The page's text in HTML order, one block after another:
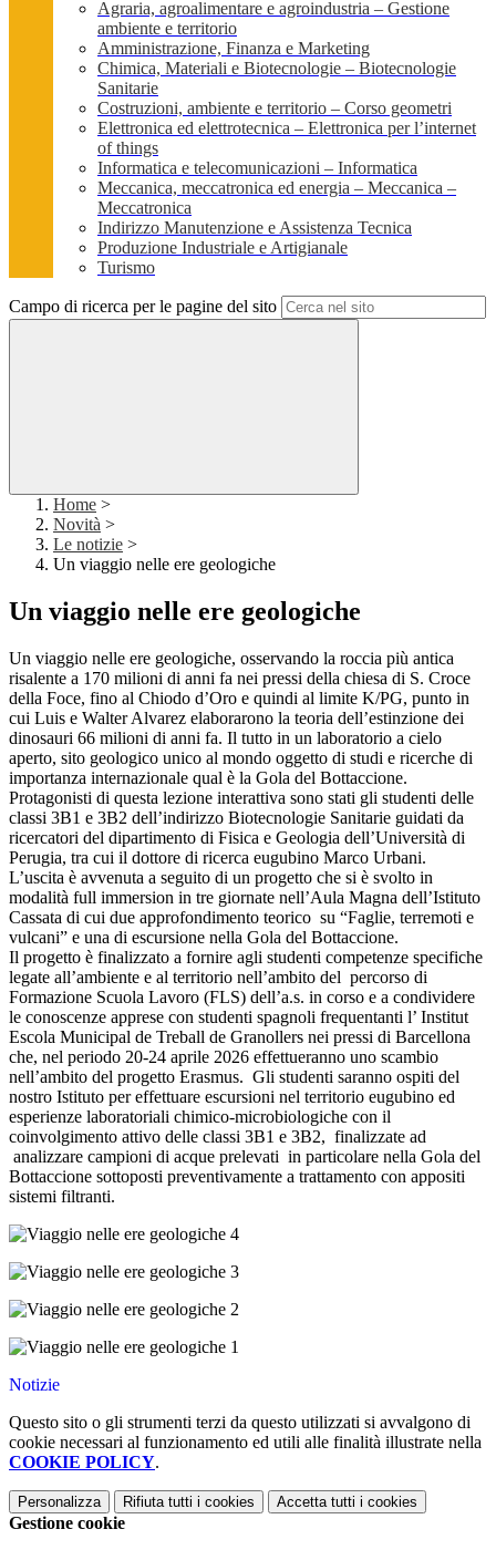
Agraria, agroalimentare e agroindustria – Gestione
ambiente e territorio
Amministrazione, Finanza e Marketing
Chimica, Materiali e Biotecnologie – Biotecnologie
Sanitarie
Costruzioni, ambiente e territorio – Corso geometri
Elettronica ed elettrotecnica – Elettronica per l’internet
of things
Informatica e telecomunicazioni – Informatica
Meccanica, meccatronica ed energia – Meccanica –
Meccatronica
Indirizzo Manutenzione e Assistenza Tecnica
Produzione Industriale e Artigianale
Turismo
Campo di ricerca per le pagine del sito
Home >
Novità >
Le notizie >
Un viaggio nelle ere geologiche
Un viaggio nelle ere geologiche
Un viaggio nelle ere geologiche, osservando la roccia più antica
risalente a 170 milioni di anni fa nei pressi della chiesa di S. Croce
della Foce, fino al Chiodo d’Oro e quindi al limite K/PG, punto in
cui Luis e Walter Alvarez elaborarono la teoria dell’estinzione dei
dinosauri 66 milioni di anni fa. Il tutto in un laboratorio a cielo
aperto, sito geologico unico al mondo oggetto di studi e ricerche di
importanza internazionale qual è la Gola del Bottaccione.
Protagonisti di questa lezione interattiva sono stati gli studenti delle
classi 3B1 e 3B2 dell’indirizzo Biotecnologie Sanitarie guidati da
ricercatori del dipartimento di Fisica e Geologia dell’Università di
Perugia, tra cui il dottore di ricerca eugubino Marco Urbani.
L’uscita è avvenuta a seguito di un progetto che si è svolto in
modalità full immersion in tre giornate nell’Aula Magna dell’Istituto
Cassata di cui due approfondimento teorico su “Faglie, terremoti e
vulcani” e una di escursione nella Gola del Bottaccione.
Il progetto è finalizzato a fornire agli studenti competenze specifiche
legate all’ambiente e al territorio nell’ambito del percorso di
Formazione Scuola Lavoro (FLS) dell’a.s. in corso e a condividere
le conoscenze apprese con studenti spagnoli frequentanti l’ Institut
Escola Municipal de Treball de Granollers nei pressi di Barcellona
che, nel periodo 20-24 aprile 2026 effettueranno uno scambio
nell’ambito del progetto Erasmus. Gli studenti saranno ospiti del
nostro Istituto per effettuare escursioni nel territorio eugubino ed
esperienze laboratoriali chimico-microbiologiche con il
coinvolgimento attivo delle classi 3B1 e 3B2, finalizzate ad
analizzare campioni di acque prelevati in particolare nella Gola del
Bottaccione sottoposti preventivamente a trattamento con appositi
sistemi filtranti.
Notizie
Questo sito o gli strumenti terzi da questo utilizzati si avvalgono di
cookie necessari al funzionamento ed utili alle finalità illustrate nella
COOKIE POLICY.
Personalizza Rifiuta tutti i cookies Accetta tutti i cookies
Gestione cookie